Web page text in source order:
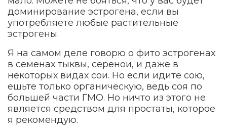
доминирование эстрогена, если вы
употребляете любые растительные
эстрогены.
Я на самом деле говорю о фито эстрогенах
в семенах тыквы, серенои, и даже в
некоторых видах сои. Но если идите сою,
ешьте только органическую, ведь соя по
большей части ГМО. Но ничто из этого не
является средством для простаты, которое
я рекомендую.